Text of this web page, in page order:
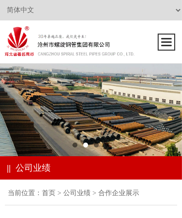
|| 公司业绩
当前位置： 首页 > 公司业绩 > 合作企业展示